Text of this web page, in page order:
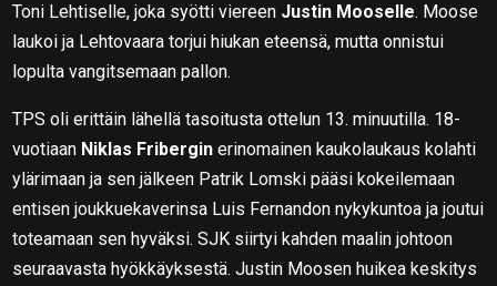
Toni Lehtiselle, joka syötti viereen Justin Mooselle. Moose
laukoi ja Lehtovaara torjui hiukan eteensä, mutta onnistui
lopulta vangitsemaan pallon.
TPS oli erittäin lähellä tasoitusta ottelun 13. minuutilla. 18-
vuotiaan Niklas Fribergin erinomainen kaukolaukaus kolahti
ylärimaan ja sen jälkeen Patrik Lomski pääsi kokeilemaan
entisen joukkuekaverinsa Luis Fernandon nykykuntoa ja joutui
toteamaan sen hyväksi. SJK siirtyi kahden maalin johtoon
seuraavasta hyökkäyksestä. Justin Moosen huikea keskitys